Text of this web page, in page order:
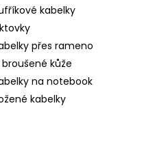
kabelky
přes rameno
broušené kůže
na notebook
kabelky